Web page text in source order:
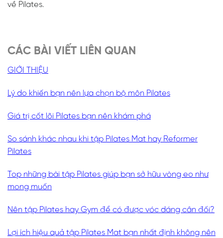
về Pilates.
CÁC BÀI VIẾT LIÊN QUAN
GIỚI THIỆU
Lý do khiến bạn nên lựa chọn bộ môn Pilates
Giá trị cốt lõi Pilates bạn nên khám phá
So sánh khác nhau khi tập Pilates Mat hay Reformer
Pilates
Top những bài tập Pilates giúp bạn sở hữu vòng eo như
mong muốn
Nên tập Pilates hay Gym để có được vóc dáng cân đối?
Lợi ích hiệu quả tập Pilates Mat bạn nhất định không nên